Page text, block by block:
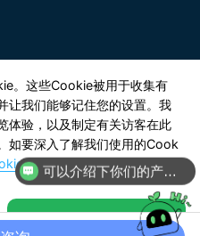
微信公众号
知乎
然而然信息科技有限公司
。这些Cookie被用于收集有
让我们能够记住您的设置。我
体验，以及制定有关访客在此
如要深入了解我们使用的Cook
政策。
接受并继续
可以介绍下你们的产品么